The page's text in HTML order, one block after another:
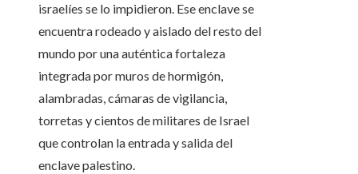
israelíes se lo impidieron. Ese enclave se
encuentra rodeado y aislado del resto del
mundo por una auténtica fortaleza
integrada por muros de hormigón,
alambradas, cámaras de vigilancia,
torretas y cientos de militares de Israel
que controlan la entrada y salida del
enclave palestino.